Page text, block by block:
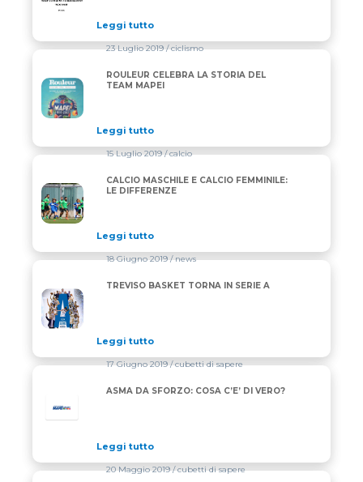
Leggi tutto
ROULEUR CELEBRA LA STORIA DEL TEAM MAPEI
23 Luglio 2019/ ciclismo
ROULEUR CELEBRA LA STORIA DEL
TEAM MAPEI
Leggi tutto
CALCIO MASCHILE E CALCIO FEMMINILE: LE
15 Luglio 2019/ calcio
CALCIO MASCHILE E CALCIO FEMMINILE:
LE DIFFERENZE
Leggi tutto
TREVISO BASKET TORNA IN SERIE A
18 Giugno 2019/ news
TREVISO BASKET TORNA IN SERIE A
Leggi tutto
17 Giugno 2019/ cubetti di sapere
ASMA DA SFORZO: COSA C’E’ DI VERO?
Leggi tutto
20 Maggio 2019/ cubetti di sapere